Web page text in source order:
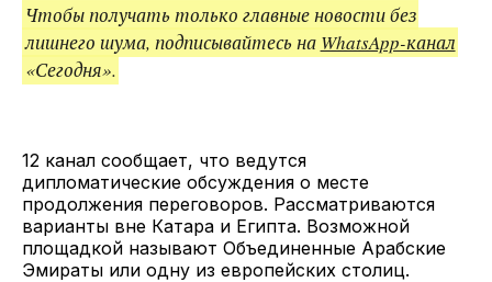
Чтобы получать только главные новости без
лишнего шума, подписывайтесь на WhatsApp-канал
«Сегодня».
12 канал сообщает, что ведутся
дипломатические обсуждения о месте
продолжения переговоров. Рассматриваются
варианты вне Катара и Египта. Возможной
площадкой называют Объединенные Арабские
Эмираты или одну из европейских столиц.